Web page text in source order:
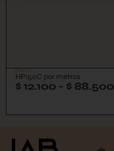
Pabilos
HP150C por metros
$ 12.100 - $ 88.500